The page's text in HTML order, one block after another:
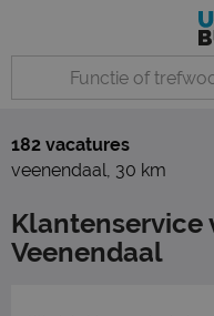
182 vacatures
veenendaal, 30 km
Klantenservice
Veenendaal